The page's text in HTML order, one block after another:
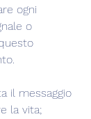
ogni
o
il messaggio
la vita;